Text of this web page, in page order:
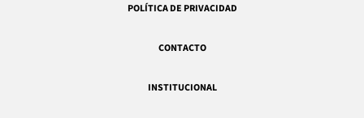
POLÍTICA DE PRIVACIDAD
CONTACTO
INSTITUCIONAL